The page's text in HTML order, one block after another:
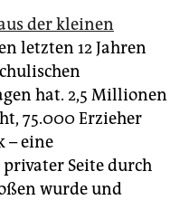
der kleinen
letzten 12 Jahren
hat. 2,5 Millionen
75.000 Erzieher
– eine
Seite durch
wurde und